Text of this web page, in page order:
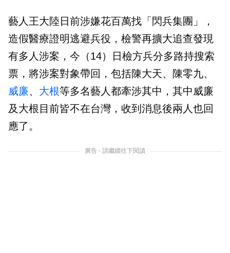
藝人王大陸日前涉嫌花百萬找「閃兵集團」，
造假醫療證明逃避兵役，檢警再擴大追查發現
有多人涉案，今（14）日檢方兵分多路持搜索
票，將涉案對象帶回，包括陳大天、陳零九、
威廉、 大根等多名藝人都牽涉其中，其中威廉
及大根目前皆不在台灣，收到消息後兩人也回
應了。
廣告 - 請繼續往下閱讀